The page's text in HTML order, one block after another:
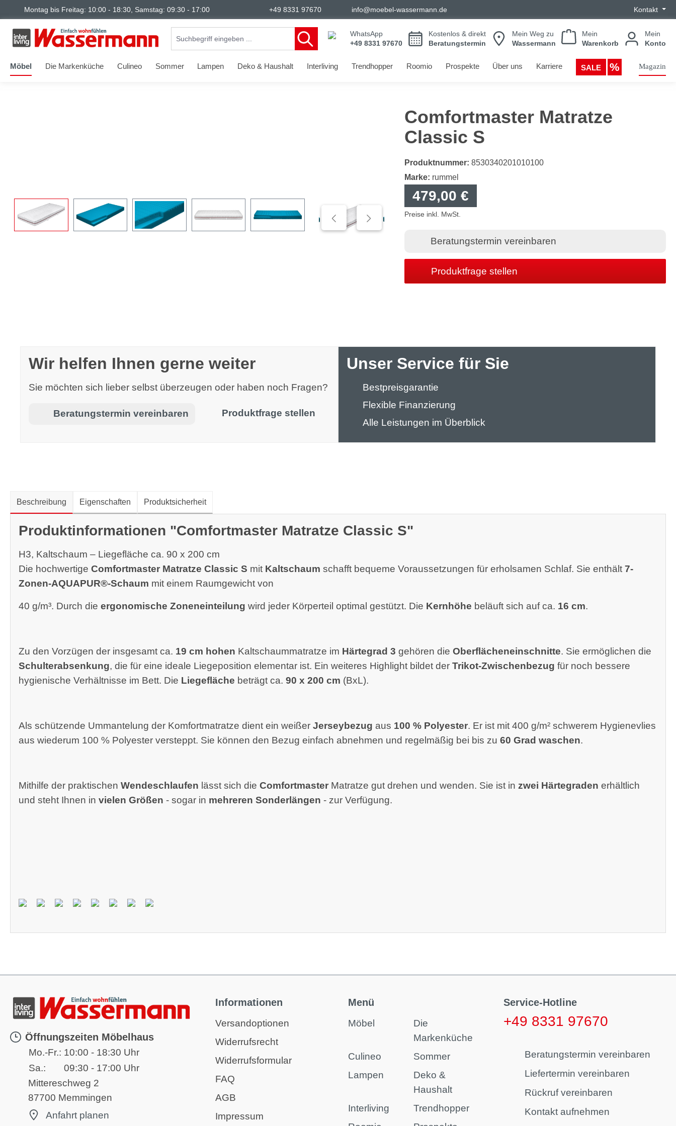
Zur Hauptnavigation springen
Montag bis Freitag: 10:00 - 18:30, Samstag: 09:30 - 17:00 +49 8331 97670 info@moebel-wassermann.de Kontakt
WhatsApp
+49 8331 97670
Kostenlos & direkt
Beratungstermin
Mein Weg zu
Wassermann
Mein
Warenkorb
Mein
Konto
Möbel Die Markenküche Culineo Sommer Lampen Deko & Haushalt Interliving Trendhopper Roomio Prospekte Über uns Karriere SALE Magazin
Comfortmaster Matratze
Classic S
Produktnummer: 8530340201010100
Marke: rummel
479,00 €
Preise inkl. MwSt.
Beratungstermin vereinbaren
Produktfrage stellen
Unser Service für Sie
Bestpreisgarantie
Flexible Finanzierung
Alle Leistungen im Überblick
Wir helfen Ihnen gerne weiter
Sie möchten sich lieber selbst überzeugen oder haben noch Fragen?
Beratungstermin vereinbaren Produktfrage stellen
Beschreibung Eigenschaften Produktsicherheit
Produktinformationen "Comfortmaster Matratze Classic S"
H3, Kaltschaum – Liegefläche ca. 90 x 200 cm
Die hochwertige Comfortmaster Matratze Classic S mit Kaltschaum schafft bequeme Voraussetzungen für erholsamen Schlaf. Sie enthält 7-
Zonen-AQUAPUR®-Schaum mit einem Raumgewicht von
40 g/m³. Durch die ergonomische Zoneneinteilung wird jeder Körperteil optimal gestützt. Die Kernhöhe beläuft sich auf ca. 16 cm.
Zu den Vorzügen der insgesamt ca. 19 cm hohen Kaltschaummatratze im Härtegrad 3 gehören die Oberflächeneinschnitte. Sie ermöglichen die
Schulterabsenkung, die für eine ideale Liegeposition elementar ist. Ein weiteres Highlight bildet der Trikot-Zwischenbezug für noch bessere
hygienische Verhältnisse im Bett. Die Liegefläche beträgt ca. 90 x 200 cm (BxL).
Als schützende Ummantelung der Komfortmatratze dient ein weißer Jerseybezug aus 100 % Polyester. Er ist mit 400 g/m² schwerem Hygienevlies
aus wiederum 100 % Polyester versteppt. Sie können den Bezug einfach abnehmen und regelmäßig bei bis zu 60 Grad waschen.
Mithilfe der praktischen Wendeschlaufen lässt sich die Comfortmaster Matratze gut drehen und wenden. Sie ist in zwei Härtegraden erhältlich
und steht Ihnen in vielen Größen - sogar in mehreren Sonderlängen - zur Verfügung.
Öffnungszeiten Möbelhaus
Mo.-Fr.: 10:00 - 18:30 Uhr
Sa.:
09:30 - 17:00 Uhr
Mittereschweg 2
87700 Memmingen
Anfahrt planen
Informationen
Versandoptionen
Widerrufsrecht
Widerrufsformular
FAQ
AGB
Impressum
Menü
Möbel
Die
Markenküche
Culineo
Sommer
Lampen
Deko &
Haushalt
Interliving
Trendhopper
Service-Hotline
+49 8331 97670
Beratungstermin vereinbaren
Liefertermin vereinbaren
Rückruf vereinbaren
Kontakt aufnehmen